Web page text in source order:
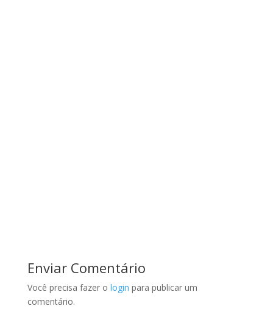
Enviar Comentário
Você precisa fazer o login para publicar um
comentário.